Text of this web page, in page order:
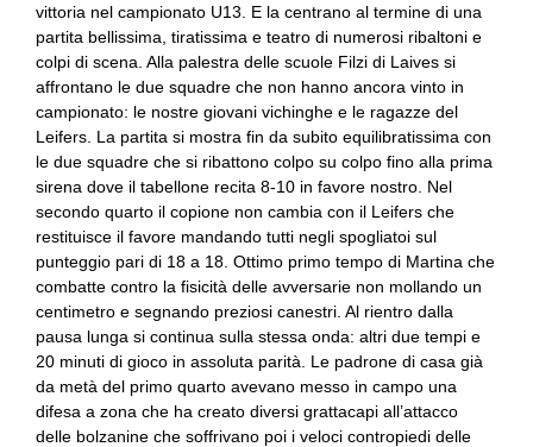
vittoria nel campionato U13. E la centrano al termine di una
partita bellissima, tiratissima e teatro di numerosi ribaltoni e
colpi di scena. Alla palestra delle scuole Filzi di Laives si
affrontano le due squadre che non hanno ancora vinto in
campionato: le nostre giovani vichinghe e le ragazze del
Leifers. La partita si mostra fin da subito equilibratissima con
le due squadre che si ribattono colpo su colpo fino alla prima
sirena dove il tabellone recita 8-10 in favore nostro. Nel
secondo quarto il copione non cambia con il Leifers che
restituisce il favore mandando tutti negli spogliatoi sul
punteggio pari di 18 a 18. Ottimo primo tempo di Martina che
combatte contro la fisicità delle avversarie non mollando un
centimetro e segnando preziosi canestri. Al rientro dalla
pausa lunga si continua sulla stessa onda: altri due tempi e
20 minuti di gioco in assoluta parità. Le padrone di casa già
da metà del primo quarto avevano messo in campo una
difesa a zona che ha creato diversi grattacapi all’attacco
delle bolzanine che soffrivano poi i veloci contropiedi delle